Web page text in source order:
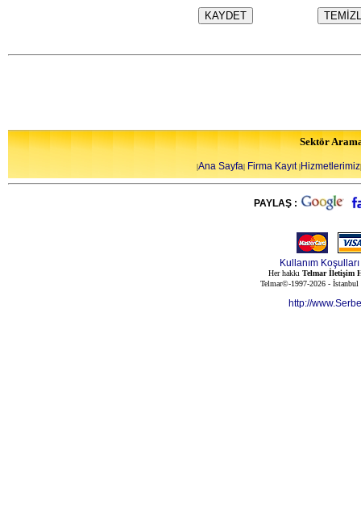
Sektör
|Ana Sayfa| Firma Kayıt|Hizmetlerimiz|
PAYLAŞ :
Kullanım Koşulları
Her hakkı Telmar İletişim
Telmar©-1997-2026 -
http://